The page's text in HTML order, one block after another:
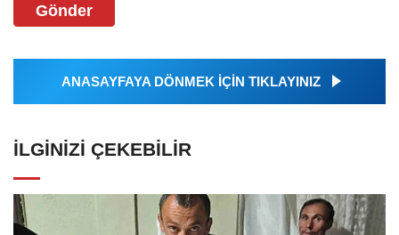
Gönder
ANASAYFAYA DÖNMEK İÇİN TIKLAYINIZ
İLGINIZI ÇEKEBILIR